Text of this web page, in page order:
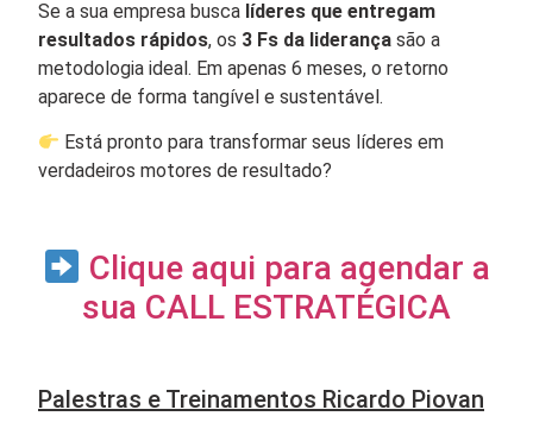
Se a sua empresa busca líderes que entregam
resultados rápidos, os 3 Fs da liderança são a
metodologia ideal. Em apenas 6 meses, o retorno
aparece de forma tangível e sustentável.
Está pronto para transformar seus líderes em
verdadeiros motores de resultado?
Clique aqui para agendar a
sua CALL ESTRATÉGICA
Palestras e Treinamentos Ricardo Piovan